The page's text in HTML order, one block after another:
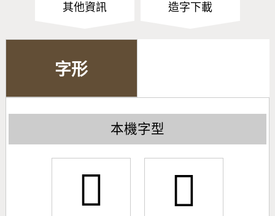
其他資訊 造字下載
字形
本機字型
𦷢 𦷢